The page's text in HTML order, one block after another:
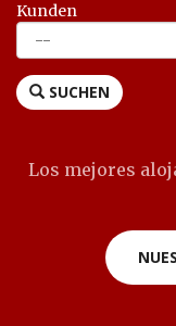
Kunden
SUCHEN
Los mejores